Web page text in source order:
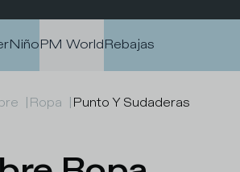
NiñoPM WorldRebajas
Ropa Punto Y Sudaderas